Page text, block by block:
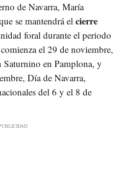
de Navarra, María
se mantendrá el cierre
foral durante el periodo
el 29 de noviembre,
Saturnino en Pamplona, y
Día de Navarra,
del 6 y el 8 de